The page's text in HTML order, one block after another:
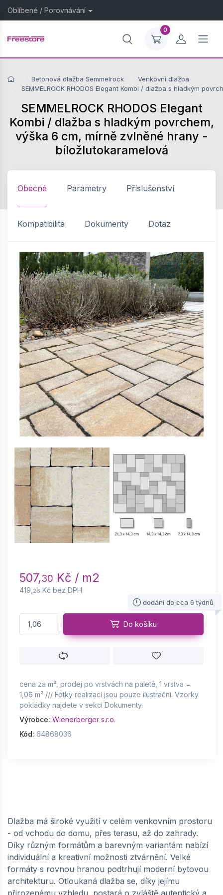
Oblíbené / Porovnávání
0
Betonová dlažba Semmelrock
Venkovní dlažba
SEMMELROCK RHODOS Elegant Kombi / dlažba s hladkým
SEMMELROCK RHODOS Elegant
Kombi / dlažba s hladkým povrchem,
výška 6 cm, mírně zvlněné hrany -
bíložlutokaramelová
Obecné Parametry Příslušenství
Kompatibilita Dokumenty Dotaz
507,30 Kč / m2
419, 26 Kč bez DPH
dodání do cca 6 týdnů
Do košíku
cena za m², prodej po vrstvách na paletě, 1 vrstva =
1,06 m² /// Fotky realizací jsou pouze ilustrační. Vzorky
pokládky najdete v sekci Dokumenty.
Výrobce: Wienerberger s.r.o.
Kód: 64868036
Dlažba má široké využití v celém venkovním prostoru
- od vchodu do domu, přes terasu, až do zahrady.
Díky různým formátům a barevným variantám nabízí
individuální a kreativní možnosti ztvárnění. Velké
formáty s rovnou hranou podtrhují moderní bytovou
architekturu. Otloukaná dlažba se, díky jejímu
přirozenému vzhledu, postará o zvláště autentický a